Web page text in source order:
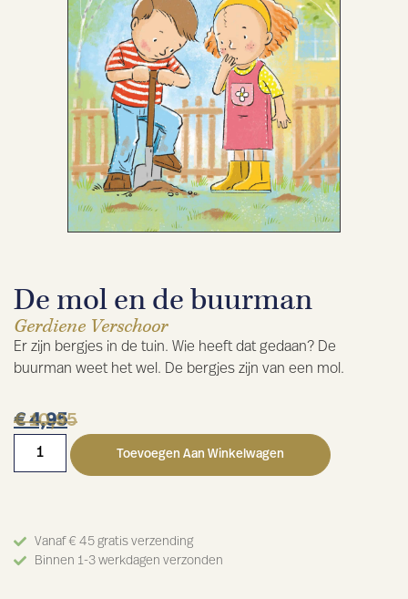
De mol en de buurman
Gerdiene Verschoor
Er zijn bergjes in de tuin. Wie heeft dat gedaan? De
buurman weet het wel. De bergjes zijn van een mol.
€10,95
€4,95
Toevoegen Aan Winkelwagen
Vanaf € 45 gratis verzending
Binnen 1-3 werkdagen verzonden